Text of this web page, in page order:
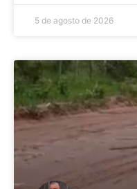
5 de agosto de 2026